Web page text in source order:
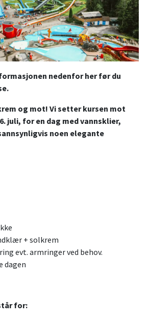
nedenfor her før du
og mot! Vi setter kursen mot
juli, for en dag med vannsklier,
noen elegante
+ solkrem
evt. armringer ved behov.
dagen
for: